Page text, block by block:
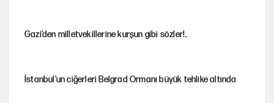
Gazi’den milletvekillerine kurşun gibi sözler!..
İstanbul’un ciğerleri Belgrad Ormanı büyük tehlike altında